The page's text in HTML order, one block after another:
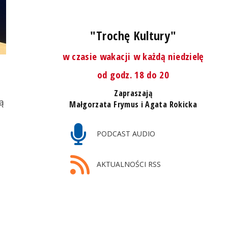
"Trochę Kultury"
w czasie wakacji w każdą niedzielę
od godz. 18 do 20
Zapraszają
Małgorzata Frymus i Agata Rokicka
PODCAST AUDIO
AKTUALNOŚCI RSS